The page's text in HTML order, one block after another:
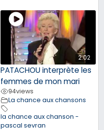
2:02
PATACHOU interprète les
femmes de mon mari
94views
La chance aux chansons
la chance aux chanson -
pascal sevran